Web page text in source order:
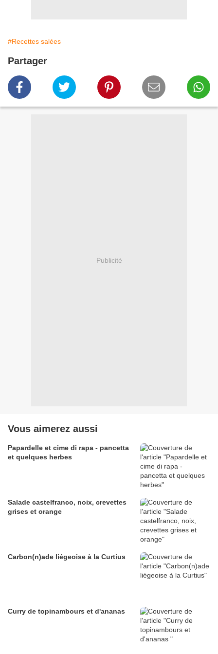
#Recettes salées
Partager
Publicité
Vous aimerez aussi
Papardelle et cime di rapa - pancetta
et quelques herbes
Salade castelfranco, noix, crevettes
grises et orange
Carbon(n)ade liégeoise à la Curtius
Curry de topinambours et d'ananas